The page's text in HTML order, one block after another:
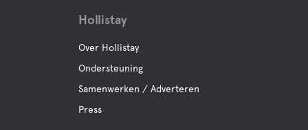
Hollistay
Over Hollistay
Ondersteuning
Samenwerken / Adverteren
Press